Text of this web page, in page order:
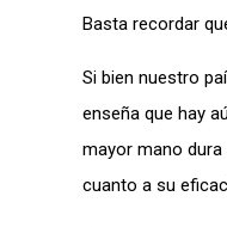
Basta recordar
Si bien nuestro
enseña que hay
mayor mano dura
cuanto a su